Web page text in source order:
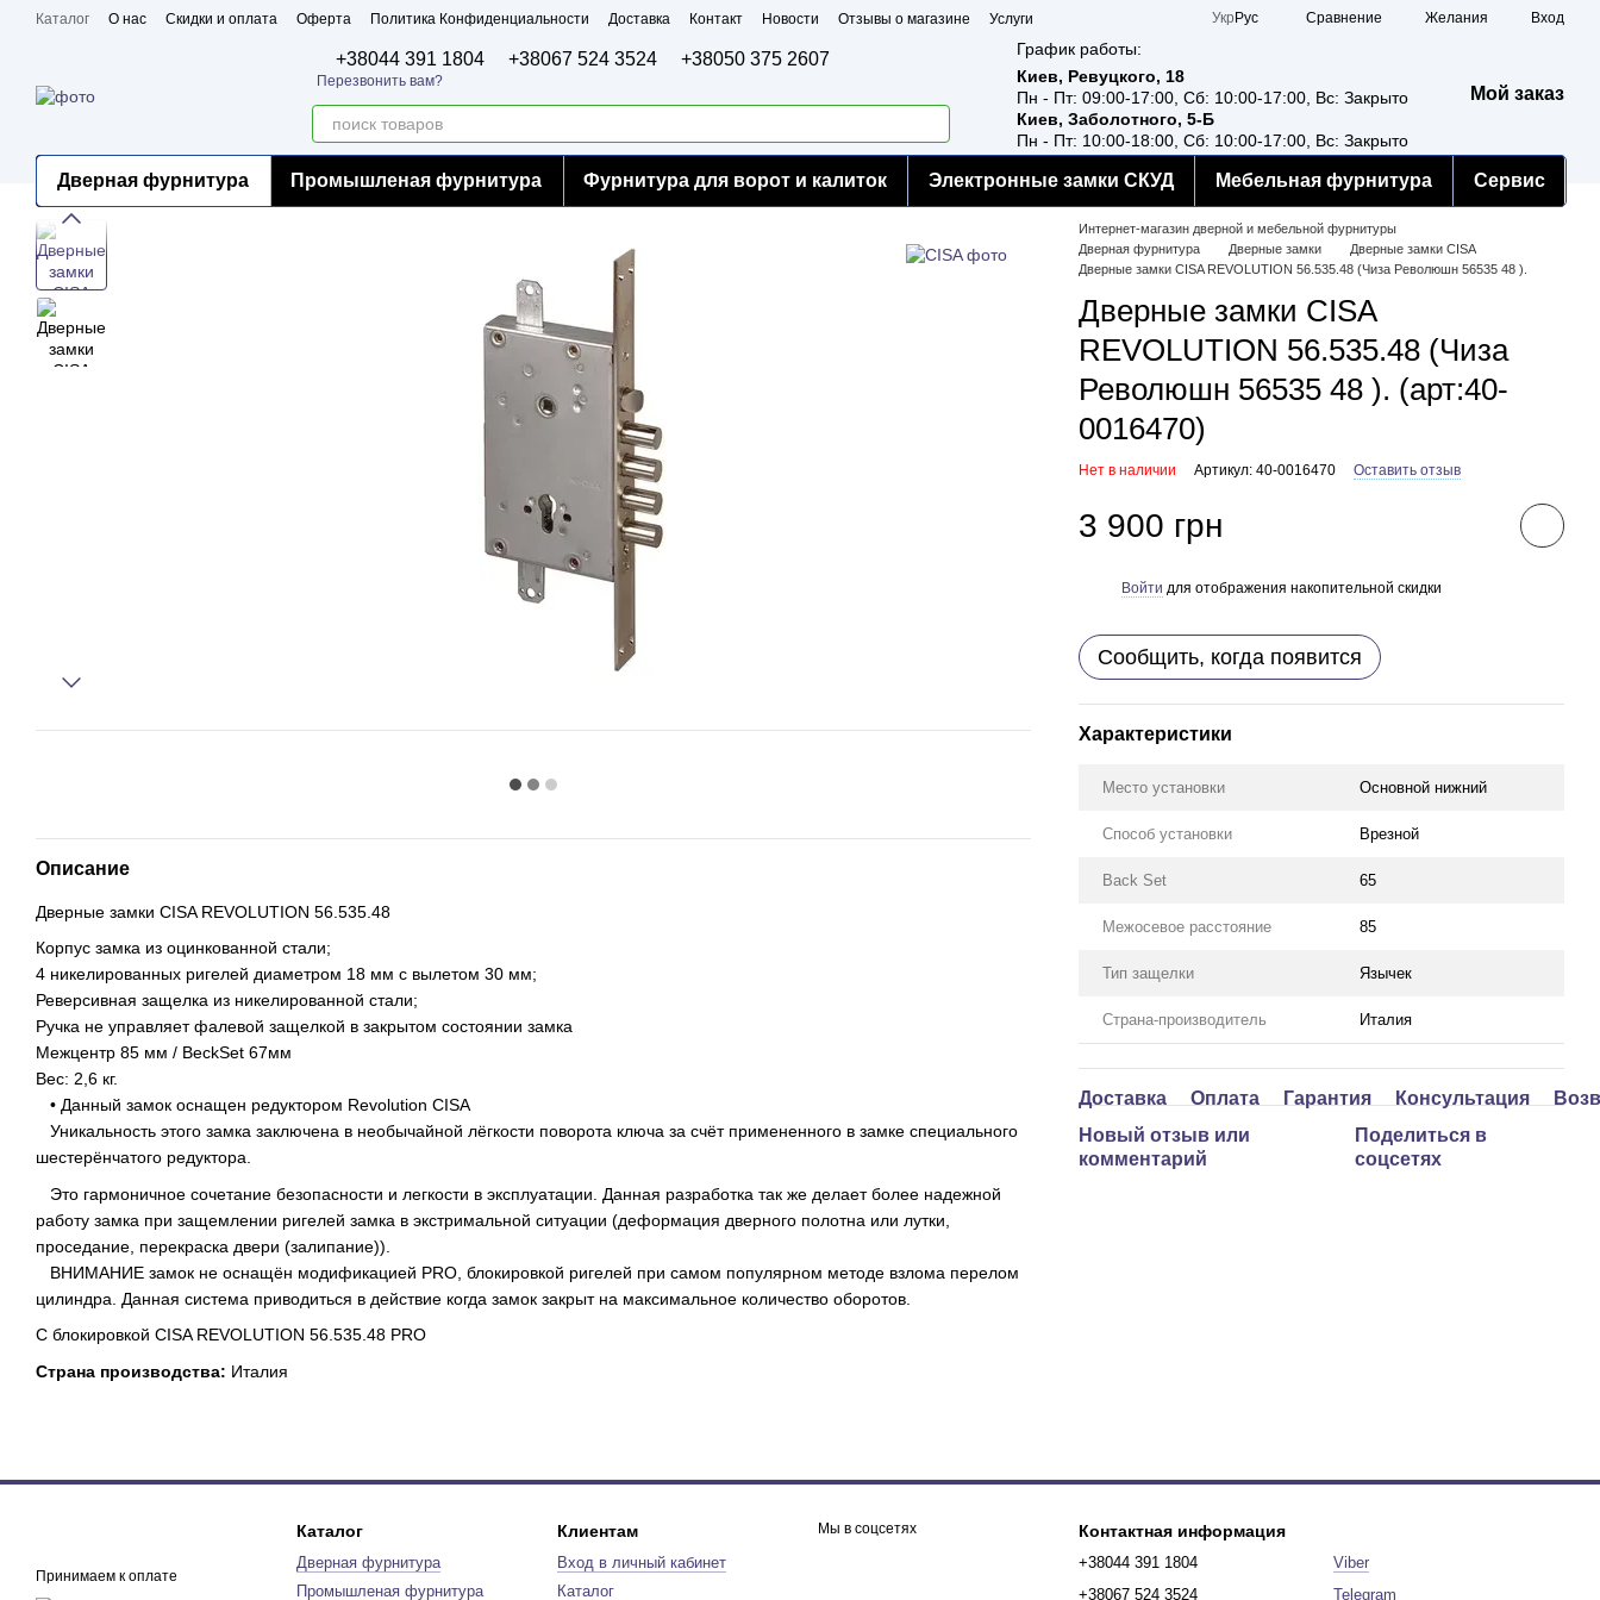
Перейти к основному контенту
Каталог О нас Скидки и оплата Оферта Политика Конфиденциальности Доставка Контакт Новости Отзывы о магазине
Услуги
Укр Рус Сравнение Желания Вход
+38044 391 1804 +38067 524 3524 +38050 375 2607
Перезвонить вам?
График работы:
Киев, Ревуцкого, 18
Пн - Пт: 09:00-17:00, Сб: 10:00-17:00, Вс: Закрыто
Киев, Заболотного, 5-Б
Пн - Пт: 10:00-18:00, Сб: 10:00-17:00, Вс: Закрыто
Мой заказ
Дверная фурнитура Промышленая фурнитура Фурнитура для ворот и калиток Электронные замки СКУД Мебельная фурнитура Сервис
Описание
Дверные замки CISA REVOLUTION 56.535.48
Корпус замка из оцинкованной стали;
4 никелированных ригелей диаметром 18 мм с вылетом 30 мм;
Реверсивная защелка из никелированной стали;
Ручка не управляет фалевой защелкой в закрытом состоянии замка
Межцентр 85 мм / BeckSet 67мм
Вес: 2,6 кг.
• Данный замок оснащен редуктором Revolution CISA
Уникальность этого замка заключена в необычайной лёгкости поворота ключа за счёт примененного в замке специального
шестерёнчатого редуктора.
Это гармоничное сочетание безопасности и легкости в эксплуатации. Данная разработка так же делает более надежной
работу замка при защемлении ригелей замка в экстримальной ситуации (деформация дверного полотна или лутки,
проседание, перекраска двери (залипание)).
ВНИМАНИЕ замок не оснащён модификацией PRO, блокировкой ригелей при самом популярном методе взлома перелом
цилиндра. Данная система приводиться в действие когда замок закрыт на максимальное количество оборотов.
С блокировкой CISA REVOLUTION 56.535.48 PRO
Страна производства: Италия
Интернет-магазин дверной и мебельной фурнитуры
Дверная фурнитура
Дверные замки
Дверные замки CISA
Дверные замки CISA REVOLUTION 56.535.48 (Чиза Революшн 56535 48 ).
Дверные замки CISA
REVOLUTION 56.535.48 (Чиза
Революшн 56535 48 ). (арт:40-
0016470)
Нет в наличии Артикул: 40-0016470 Оставить отзыв
3 900 грн
Войти для отображения накопительной скидки
Сообщить, когда появится
Характеристики
Место установки Основной нижний
Способ установки Врезной
Back Set 65
Межосевое расстояние 85
Тип защелки Язычек
Страна-производитель Италия
Доставка Оплата Гарантия Консультация
Новый отзыв или
комментарий
Поделиться в
соцсетях
Принимаем к оплате
Каталог
Дверная фурнитура
Промышленая фурнитура
Клиентам
Вход в личный кабинет
Каталог
Мы в соцсетях Контактная информация
+38044 391 1804
+38067 524 3524
Viber
Telegram